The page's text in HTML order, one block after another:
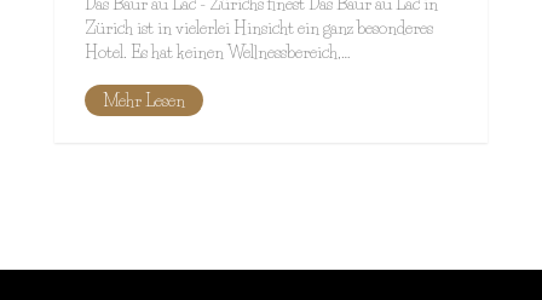
Zürich ist in vielerlei Hinsicht ein ganz besonderes
Hotel. Es hat keinen Wellnessbereich,…
Mehr Lesen